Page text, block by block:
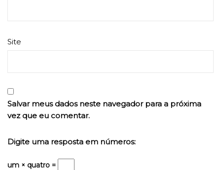
Site
Salvar meus dados neste navegador para a próxima
vez que eu comentar.
Digite uma resposta em números:
um × quatro =